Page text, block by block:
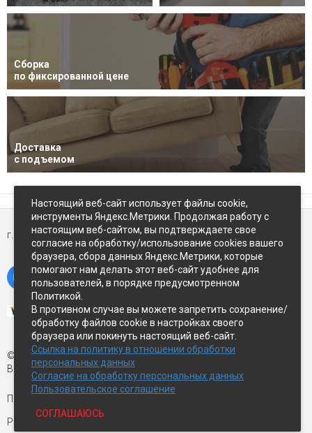
Сборка
по фиксированной цене
Доставка
с подъемом
г. Петропавловск-Камчатский,ул Восточное-шоссе, д.5
© Экспострой, 2026 г.
Все права защищены
Письмо директору:
Разработка сайта —
Настоящий веб-сайт использует файлы cookie,
инструменты Яндекс.Метрики. Продолжая работу с
настоящим веб-сайтом, вы подтверждаете свое
согласие на обработку/использование cookies вашего
браузера, сбора данных Яндекс.Метрики, которые
помогают нам делать этот веб-сайт удобнее для
пользователей, в порядке предусмотренном
Политикой.
В противном случае вы можете запретить сохранение/
обработку файлов cookie в настройках своего
браузера или покинуть настоящий веб-сайт.
Ссылка на политику в отношении обработки
персональных данных
Согласие на обработку персональных данных
Пользовательское соглашение
СОГЛАШАЮСЬ